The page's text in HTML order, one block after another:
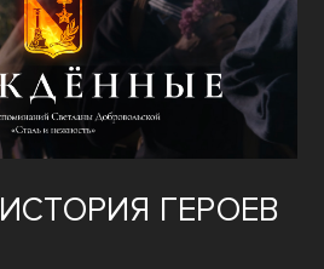
ИСТОРИЯ ГЕРОЕВ